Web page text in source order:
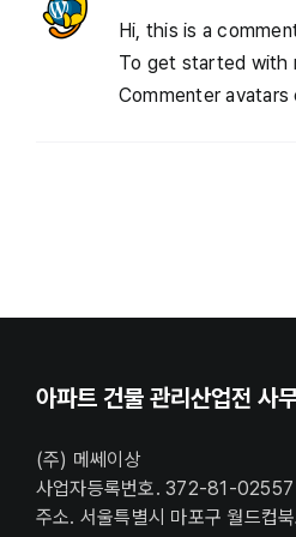
Hi, this is a
To get started with
Commenter avatars
아파트 건물 관리산업전 사
(주) 메쎄이상
사업자등록번호. 372-81-02557
주소. 서울특별시 마포구 월드